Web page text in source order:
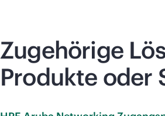
Zugehörige
Produkte oder